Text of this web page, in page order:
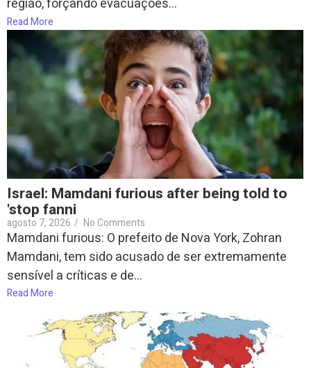
região, forçando evacuações...
Read More
Israel: Mamdani furious after being told to
'stop fanni
agosto 7, 2026 / No Comments
Mamdani furious: O prefeito de Nova York, Zohran
Mamdani, tem sido acusado de ser extremamente
sensível a críticas e de...
Read More